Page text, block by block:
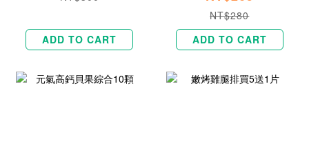
ADD TO CART
NT$280
ADD TO CART